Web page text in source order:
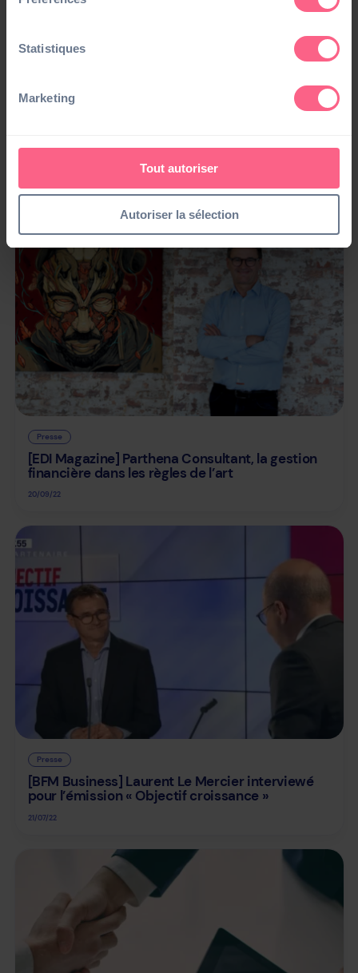
Statistiques
Marketing
Tout autoriser
Autoriser la sélection
marché des entreprises du bâtiment
Presse
[EDI Magazine] Parthena Consultant, la gestion
financière dans les règles de l’art
20/09/22
Presse
[BFM Business] Laurent Le Mercier interviewé
pour l’émission « Objectif croissance »
21/07/22